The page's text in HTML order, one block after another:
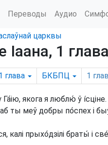
Переводы Аудио
царквы
Іаана, 1 глава
глава БКБПЦ 1
якога я люблю́ ў íсціне.
ты меў добры по́спех і
калі прыхо́дзілі браты́